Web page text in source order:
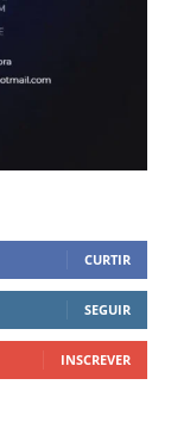
CURTIR
SEGUIR
INSCREVER